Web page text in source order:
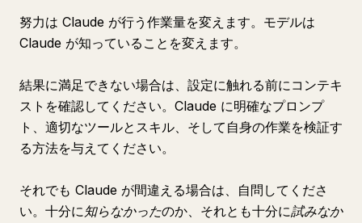
努力は Claude が行う作業量を変えます。モデルは
Claude が知っていることを変えます。
結果に満足できない場合は、設定に触れる前にコンテキ
ストを確認してください。Claude に明確なプロンプ
ト、適切なツールとスキル、そして自身の作業を検証す
る方法を与えてください。
それでも Claude が間違える場合は、自問してくださ
い。十分に知らなかったのか、それとも十分に試みなか